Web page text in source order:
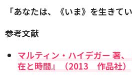
「あなたは、《いま》を生きて
参考文献
マルティン・ハイデガー 著、
在と時間』（2013 作品社）